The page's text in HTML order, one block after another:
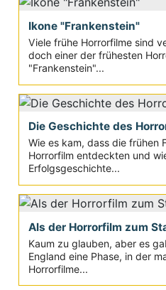
Ikone "Frankenstein"
Viele frühe Horrorfilme sind
doch einer der frühesten
"Frankenstein"...
Die Geschichte des
Wie es kam, dass die frühen
Horrorfilm entdeckten und
Erfolgsgeschichte...
Als der Horrorfilm zum
Kaum zu glauben, aber es
England eine Phase, in der
Horrorfilme...